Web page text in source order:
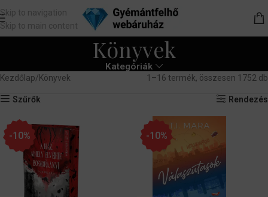
Skip to navigation
Skip to main content
Könyvek
Kategóriák
Kezdőlap Könyvek 1–16 termék, összesen 1752 db
Szűrők Rendezés
-10% -10%